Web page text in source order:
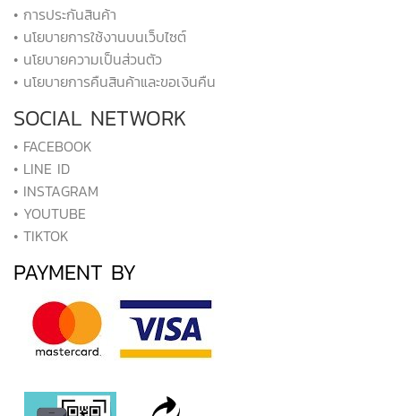
• การประกันสินค้า
• นโยบายการใช้งานบนเว็บไซต์
• นโยบายความเป็นส่วนตัว
• นโยบายการคืนสินค้าและขอเงินคืน
SOCIAL NETWORK
• FACEBOOK
• LINE ID
• INSTAGRAM
• YOUTUBE
• TIKTOK
PAYMENT BY